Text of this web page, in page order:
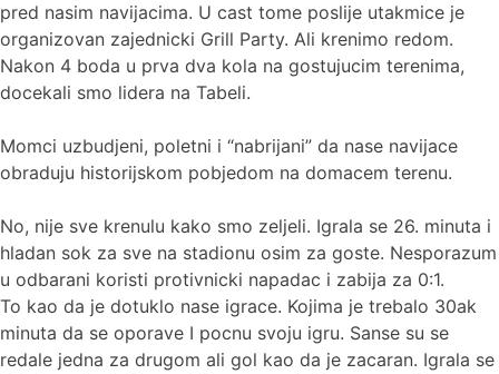
pred nasim navijacima. U cast tome poslije utakmice je
organizovan zajednicki Grill Party. Ali krenimo redom.
Nakon 4 boda u prva dva kola na gostujucim terenima,
docekali smo lidera na Tabeli.
Momci uzbudjeni, poletni i “nabrijani” da nase navijace
obraduju historijskom pobjedom na domacem terenu.
No, nije sve krenulu kako smo zeljeli. Igrala se 26. minuta i
hladan sok za sve na stadionu osim za goste. Nesporazum
u odbarani koristi protivnicki napadac i zabija za 0:1.
To kao da je dotuklo nase igrace. Kojima je trebalo 30ak
minuta da se oporave I pocnu svoju igru. Sanse su se
redale jedna za drugom ali gol kao da je zacaran. Igrala se